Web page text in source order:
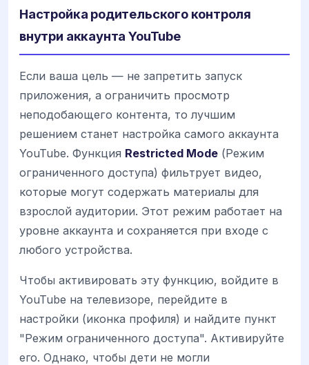
Настройка родительского контроля
внутри аккаунта YouTube
Если ваша цель — не запретить запуск
приложения, а ограничить просмотр
неподобающего контента, то лучшим
решением станет настройка самого аккаунта
YouTube. Функция Restricted Mode (Режим
ограниченного доступа) фильтрует видео,
которые могут содержать материалы для
взрослой аудитории. Этот режим работает на
уровне аккаунта и сохраняется при входе с
любого устройства.
Чтобы активировать эту функцию, войдите в
YouTube на телевизоре, перейдите в
настройки (иконка профиля) и найдите пункт
"Режим ограниченного доступа". Активируйте
его. Однако, чтобы дети не могли